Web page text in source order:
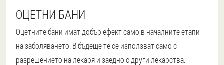
ОЦЕТНИ БАНИ
Оцетните бани имат добър ефект само в началните етапи
на заболяването. В бъдеще те се използват само с
разрешението на лекаря и заедно с други лекарства.